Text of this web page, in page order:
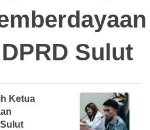
Sulut
Ketua